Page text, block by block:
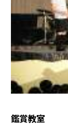
鑑賞教室